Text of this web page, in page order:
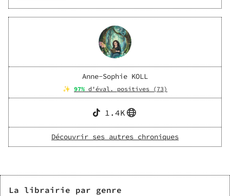
Anne-Sophie KOLL
✨ 97% d'éval. positives (73)
1.4K
Découvrir ses autres chroniques
La librairie par genre